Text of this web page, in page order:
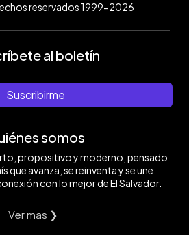
reservados 1999-2026
al boletín
Suscribirme
somos
propositivo y moderno, pensado
que avanza, se reinventa y se une.
con lo mejor de El Salvador.
Ver mas ❯